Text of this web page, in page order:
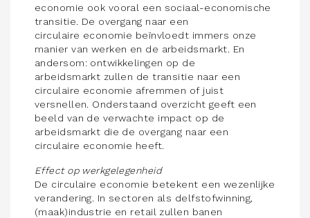
economie ook vooral een sociaal-economische
transitie. De overgang naar een
circulaire economie beïnvloedt immers onze
manier van werken en de arbeidsmarkt. En
andersom: ontwikkelingen op de
arbeidsmarkt zullen de transitie naar een
circulaire economie afremmen of juist
versnellen. Onderstaand overzicht geeft een
beeld van de verwachte impact op de
arbeidsmarkt die de overgang naar een
circulaire economie heeft.
Effect op werkgelegenheid
De circulaire economie betekent een wezenlijke
verandering. In sectoren als delfstofwinning,
(maak)industrie en retail zullen banen